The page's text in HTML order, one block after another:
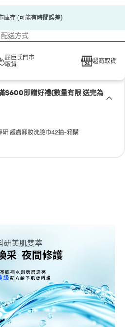
庫存 (可能有時間誤差)
配送方式
屈臣氏門市
取貨
超商取貨
$600即贈好禮(數量有限 送完為
研 護膚卸妝洗臉巾42抽-箱購